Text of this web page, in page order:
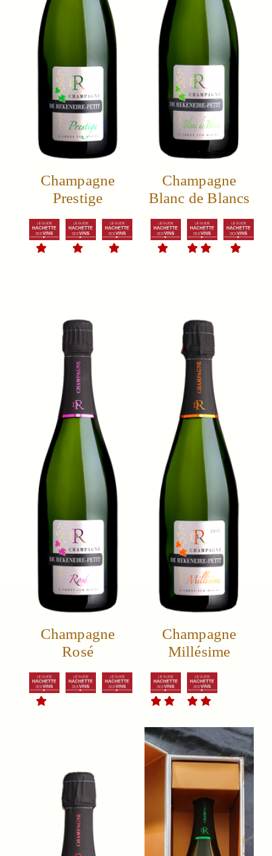
Champagne
Prestige
Champagne
Blanc de Blancs
Champagne
Rosé
Champagne
Millésime